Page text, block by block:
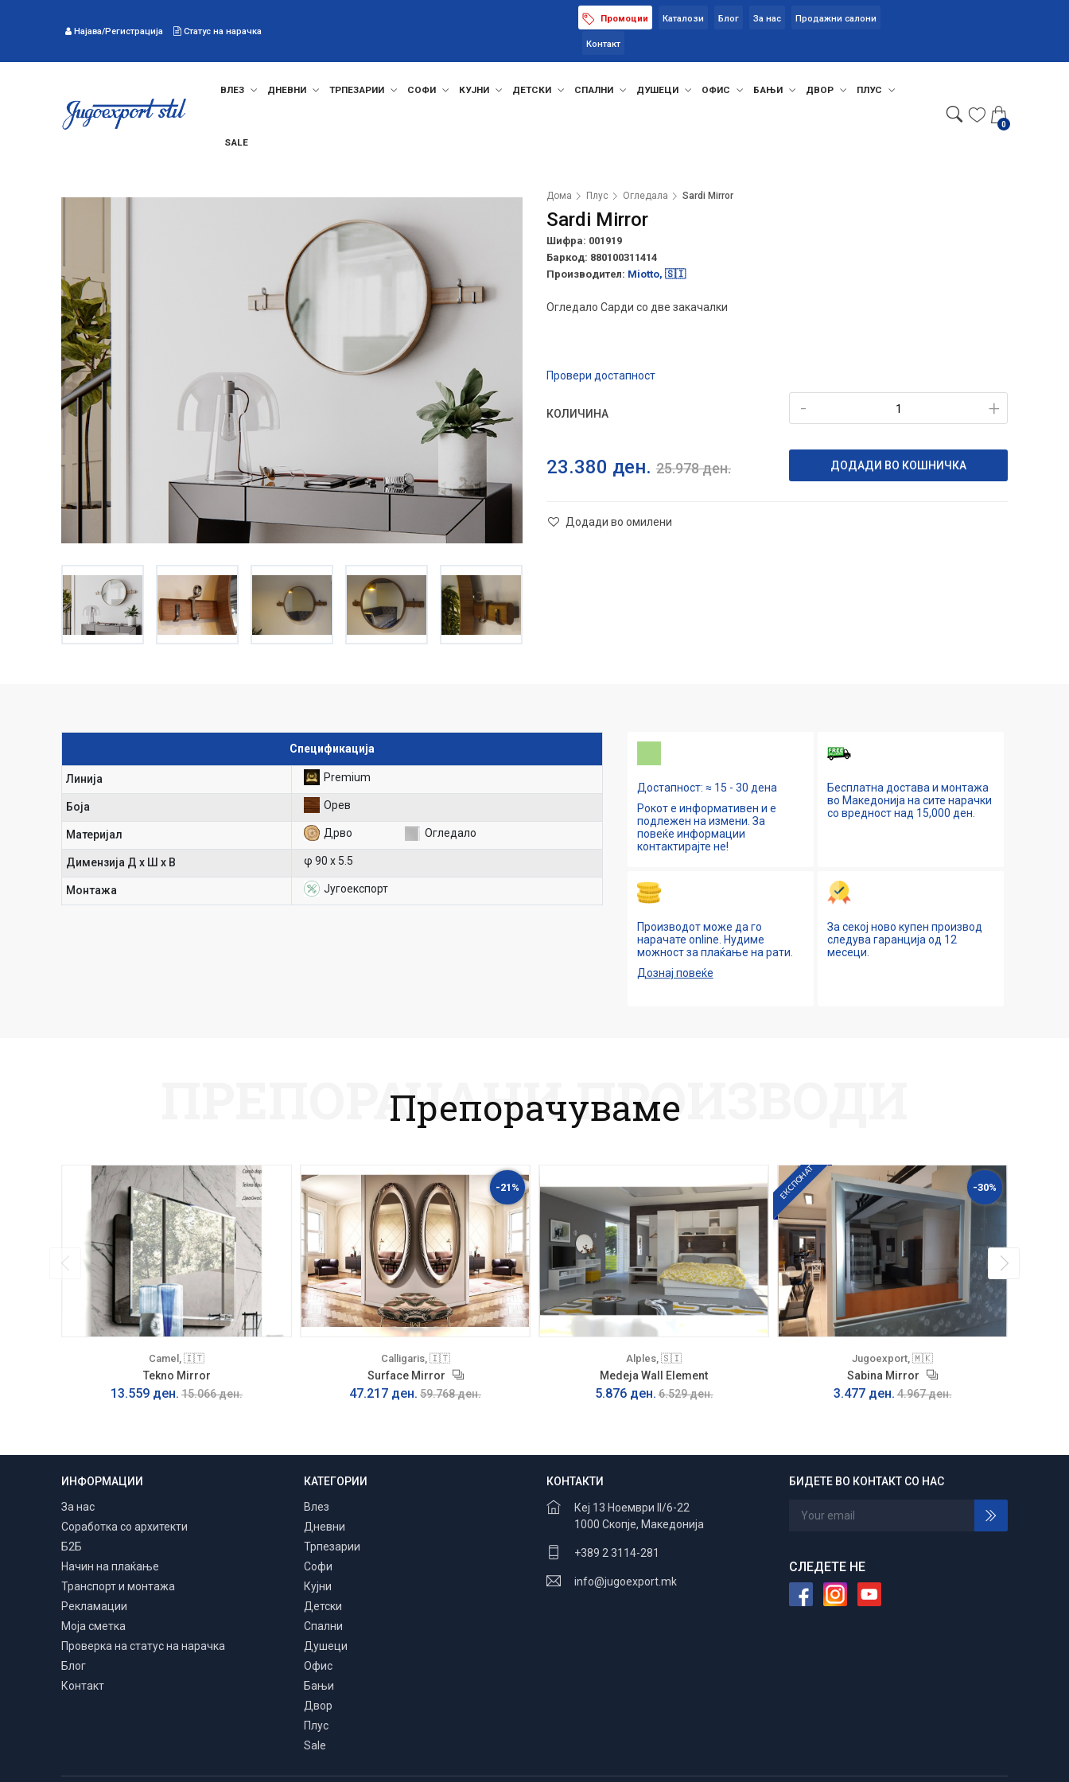
Најава/Регистрација Статус на нарачка
Промоции Каталози Блог За нас Продажни салони
Контакт
ВЛЕЗ ДНЕВНИ ТРПЕЗАРИИ СОФИ КУЈНИ ДЕТСКИ СПАЛНИ ДУШЕЦИ ОФИС БАЊИ ДВОР ПЛУС
SALE
0
Дома Плус Огледала Sardi Mirror
Sardi Mirror
Шифра: 001919
Баркод: 880100311414
Производител: Miotto, 🇸🇮
Огледало Сарди со две закачалки
Провери достапност
КОЛИЧИНА +
-
23.380 ден. 25.978ден. ДОДАДИ ВО КОШНИЧКА
Додади во омилени
Спецификација
Линија Premium
Боја Орев
Материјал Дрво Огледало
Димензија Д х Ш х В φ 90 х 5.5
Mонтажа Југоекспорт
Достапност: ≈ 15 - 30 дена
Рокот е информативен и е
подлежен на измени. За
повеќе информации
контактирајте не!
Бесплатна достава и монтажа
во Македонија на сите нарачки
со вредност над 15,000 ден.
Производот може да го
нарачате online. Нудиме
можност за плаќање на рати.
Дознај повеќе
За секој ново купен производ
следува гаранција од 12
месеци.
Препорачуваме
ПРЕПОРАЧАНИ ПРОИЗВОДИ
Camel, 🇮🇹
Tekno Mirror
13.559 ден. 15.066 ден.
-21%
Calligaris, 🇮🇹
Surface Mirror
47.217 ден. 59.768 ден.
Alples, 🇸🇮
Medeja Wall Element
5.876 ден. 6.529 ден.
ЕКСПОНАТ -30%
Jugoexport, 🇲🇰
Sabina Mirror
3.477 ден. 4.967 ден.
Транспорт и монтажа Безбедно плаќање
100% заштита
24/7 отворени
ИНФОРМАЦИИ
За нас
Соработка со архитекти
Б2Б
Начин на плаќање
Транспорт и монтажа
Рекламации
Моја сметка
Проверка на статус на нарачка
Блог
Контакт
КАТЕГОРИИ
Влез
Дневни
Трпезарии
Софи
Кујни
Детски
Спални
Душеци
Офис
Бањи
Двор
Плус
Sale
КОНТАКТИ
Кеј 13 Ноември II/6-22
1000 Скопје, Македонија
+389 2 3114-281
info@jugoexport.mk
БИДЕТЕ ВО КОНТАКТ СО НАС
СЛЕДЕТЕ НЕ